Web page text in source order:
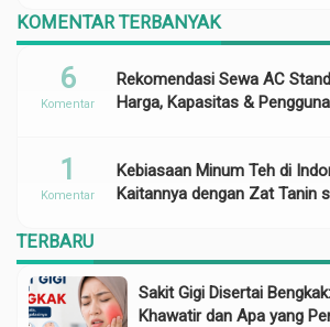
KOMENTAR TERBANYAK
Rekomendasi Sewa AC
Harga, Kapasitas &
6
Komentar
Kebiasaan Minum Teh di
Kaitannya dengan Zat Tanin
1
Komentar
TERBARU
Sakit Gigi Disertai
Khawatir dan Apa yang